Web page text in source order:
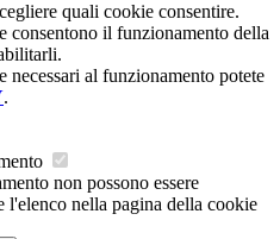
quali cookie consentire.
consentono il funzionamento della
necessari al funzionamento potete
.
non possono essere
l'elenco nella pagina della cookie